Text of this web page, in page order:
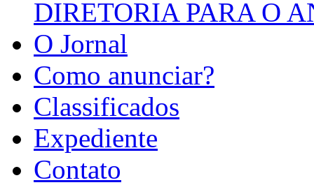
DIRETORIA PARA O
O Jornal
Como anunciar?
Classificados
Expediente
Contato